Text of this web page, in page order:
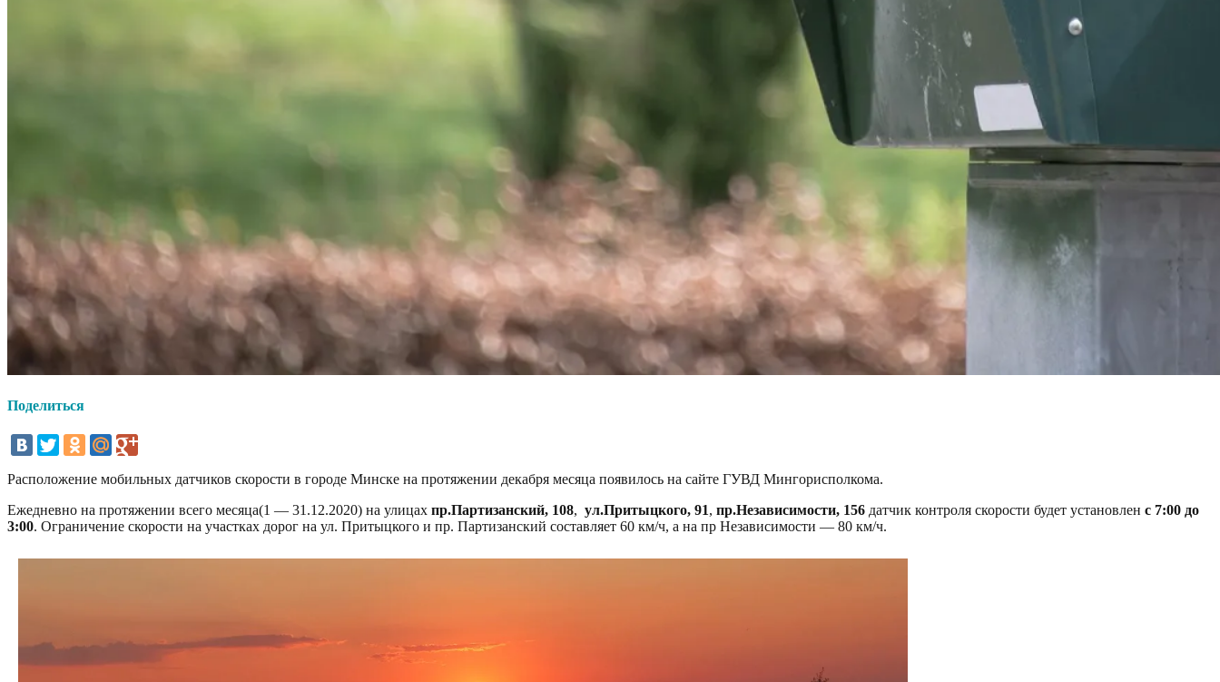
Поделиться
Расположение мобильных датчиков скорости в городе Минске на протяжении декабря месяца появилось на сайте ГУВД Мингорисполкома.
Ежедневно на протяжении всего месяца(1 — 31.12.2020) на улицах пр.Партизанский, 108, ул.Притыцкого, 91, пр.Независимости, 156 датчик контроля скорости будет установлен с 7:00 до
3:00. Ограничение скорости на участках дорог на ул. Притыцкого и пр. Партизанский составляет 60 км/ч, а на пр Независимости — 80 км/ч.